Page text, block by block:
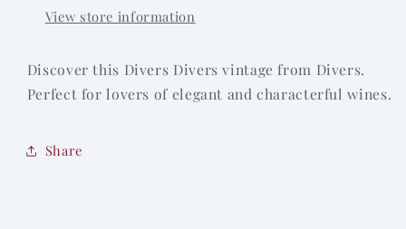
View store information
Discover this Divers Divers vintage from Divers.
Perfect for lovers of elegant and characterful wines.
Share